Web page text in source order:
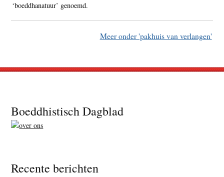
‘boeddhanatuur’ genoemd.
Meer onder 'pakhuis van verlangen'
Footer
Boeddhistisch Dagblad
Recente berichten